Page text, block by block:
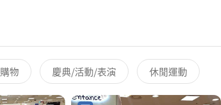
購物 慶典/活動/表演 休閒運動